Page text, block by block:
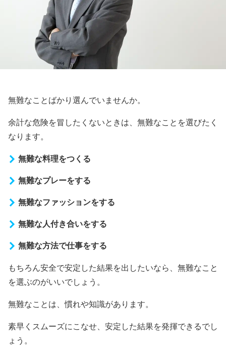
無難なことばかり選んでいませんか。
余計な危険を冒したくないときは、無難なことを選びたく
なります。
無難な料理をつくる
無難なプレーをする
無難なファッションをする
無難な人付き合いをする
無難な方法で仕事をする
もちろん安全で安定した結果を出したいなら、無難なこと
を選ぶのがいいでしょう。
無難なことは、慣れや知識があります。
素早くスムーズにこなせ、安定した結果を発揮できるでし
ょう。